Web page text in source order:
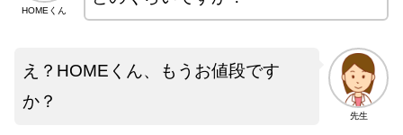
HOMEくん
先生
え？HOMEくん、もうお値段です
か？